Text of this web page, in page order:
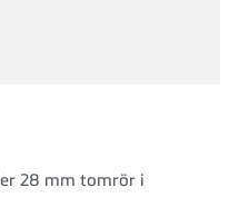
28 mm tomrör i